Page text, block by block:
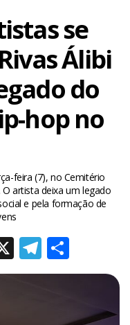
se
Álibi
do
hop no
feira (7), no Cemitério
artista deixa um legado
e pela formação de
X